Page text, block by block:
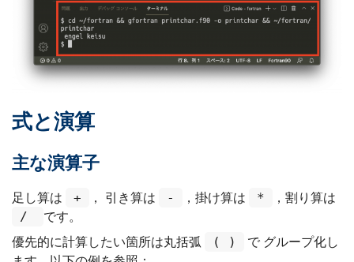
式と演算
主な演算子
足し算は + ， 引き算は - ，掛け算は * ，割り算は
/
です。
優先的に計算したい箇所は丸括弧
( )
で グループ化し